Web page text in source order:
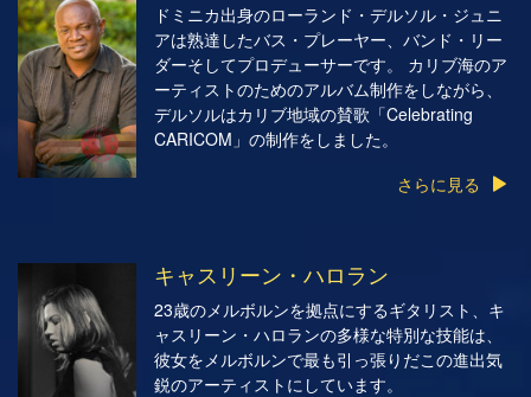
ドミニカ出身のローランド・デルソル・ジュニ
アは熟達したバス・プレーヤー、バンド・リー
ダーそしてプロデューサーです。 カリブ海のア
ーティストのためのアルバム制作をしながら、
デルソルはカリブ地域の賛歌「Celebrating
CARICOM」の制作をしました。
さらに見る
キャスリーン・ハロラン
23歳のメルボルンを拠点にするギタリスト、キ
ャスリーン・ハロランの多様な特別な技能は、
彼女をメルボルンで最も引っ張りだこの進出気
鋭のアーティストにしています。